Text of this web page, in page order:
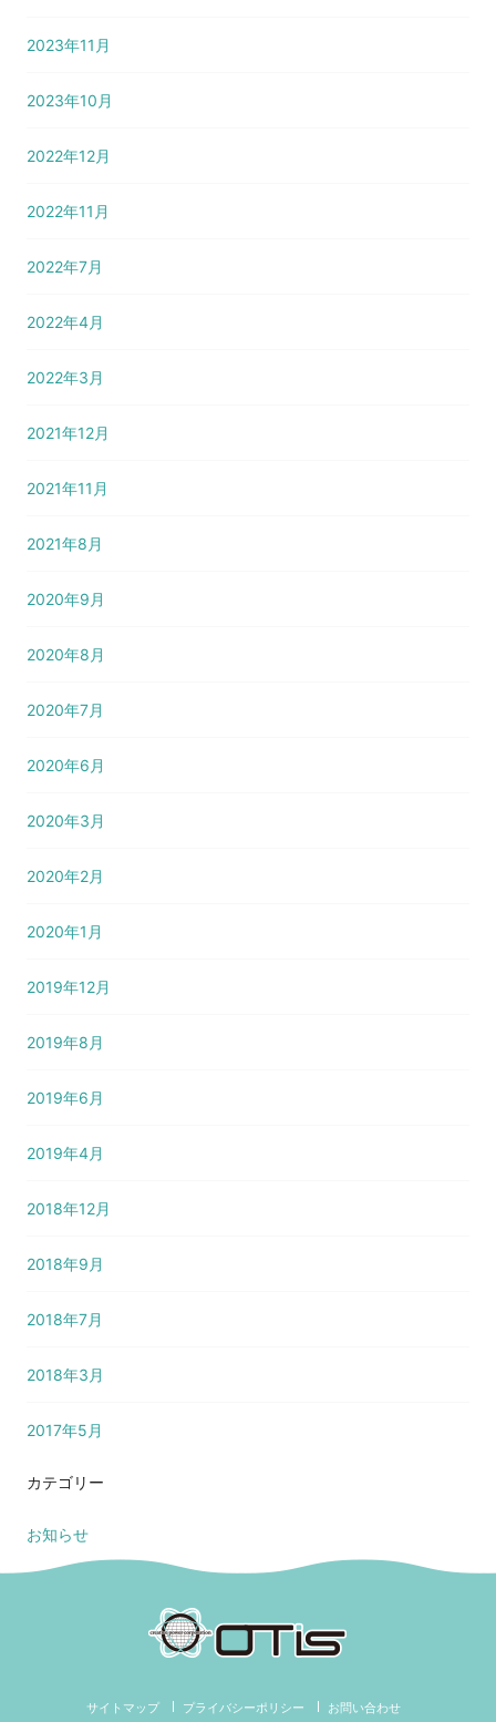
2023年11月
2023年10月
2022年12月
2022年11月
2022年7月
2022年4月
2022年3月
2021年12月
2021年11月
2021年8月
2020年9月
2020年8月
2020年7月
2020年6月
2020年3月
2020年2月
2020年1月
2019年12月
2019年8月
2019年6月
2019年4月
2018年12月
2018年9月
2018年7月
2018年3月
2017年5月
カテゴリー
お知らせ
サイトマップ プライバシーポリシー お問い合わせ